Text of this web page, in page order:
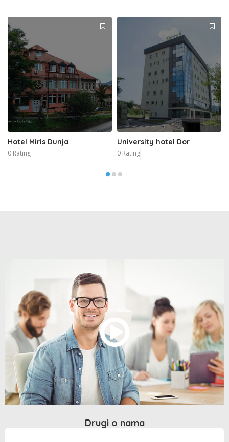
Hotel Miris Dunja
0 Rating
University hotel Dor
0 Rating
Drugi o nama